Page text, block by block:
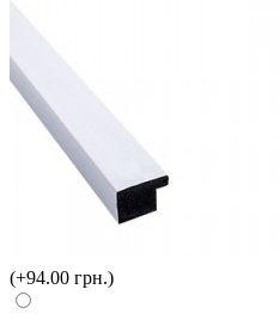
(+94.00 грн.)